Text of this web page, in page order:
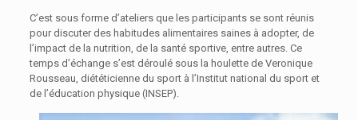
C’est sous forme d’ateliers que les participants se sont réunis
pour discuter des habitudes alimentaires saines à adopter, de
l’impact de la nutrition, de la santé sportive, entre autres. Ce
temps d’échange s’est déroulé sous la houlette de Veronique
Rousseau, diététicienne du sport à l’Institut national du sport et
de l’éducation physique (INSEP).